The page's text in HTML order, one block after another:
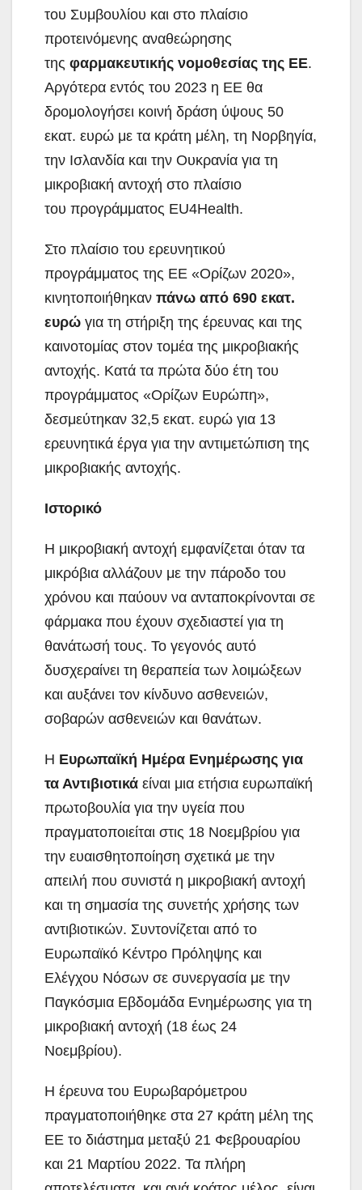
του Συμβουλίου και στο πλαίσιο
προτεινόμενης αναθεώρησης
της φαρμακευτικής νομοθεσίας της ΕΕ.
Αργότερα εντός του 2023 η ΕΕ θα
δρομολογήσει κοινή δράση ύψους 50
εκατ. ευρώ με τα κράτη μέλη, τη Νορβηγία,
την Ισλανδία και την Ουκρανία για τη
μικροβιακή αντοχή στο πλαίσιο
του προγράμματος EU4Health.
Στο πλαίσιο του ερευνητικού
προγράμματος της ΕΕ «Ορίζων 2020»,
κινητοποιήθηκαν πάνω από 690 εκατ.
ευρώ για τη στήριξη της έρευνας και της
καινοτομίας στον τομέα της μικροβιακής
αντοχής. Κατά τα πρώτα δύο έτη του
προγράμματος «Ορίζων Ευρώπη»,
δεσμεύτηκαν 32,5 εκατ. ευρώ για 13
ερευνητικά έργα για την αντιμετώπιση της
μικροβιακής αντοχής.
Ιστορικό
Η μικροβιακή αντοχή εμφανίζεται όταν τα
μικρόβια αλλάζουν με την πάροδο του
χρόνου και παύουν να ανταποκρίνονται σε
φάρμακα που έχουν σχεδιαστεί για τη
θανάτωσή τους. Το γεγονός αυτό
δυσχεραίνει τη θεραπεία των λοιμώξεων
και αυξάνει τον κίνδυνο ασθενειών,
σοβαρών ασθενειών και θανάτων.
Η Ευρωπαϊκή Ημέρα Ενημέρωσης για
τα Αντιβιοτικά είναι μια ετήσια ευρωπαϊκή
πρωτοβουλία για την υγεία που
πραγματοποιείται στις 18 Νοεμβρίου για
την ευαισθητοποίηση σχετικά με την
απειλή που συνιστά η μικροβιακή αντοχή
και τη σημασία της συνετής χρήσης των
αντιβιοτικών. Συντονίζεται από το
Ευρωπαϊκό Κέντρο Πρόληψης και
Ελέγχου Νόσων σε συνεργασία με την
Παγκόσμια Εβδομάδα Ενημέρωσης για τη
μικροβιακή αντοχή (18 έως 24
Νοεμβρίου).
Η έρευνα του Ευρωβαρόμετρου
πραγματοποιήθηκε στα 27 κράτη μέλη της
ΕΕ το διάστημα μεταξύ 21 Φεβρουαρίου
και 21 Μαρτίου 2022. Τα πλήρη